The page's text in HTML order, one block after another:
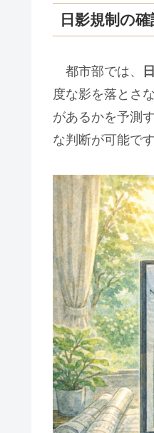
日影規制の確
都市部では、
度な影を落とさ
があるかを予測
な判断が可能です